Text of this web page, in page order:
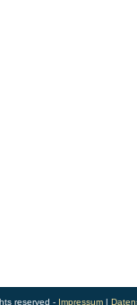
reserved - Impressum|